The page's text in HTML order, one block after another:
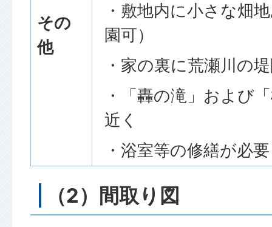
その
他
・敷地内に小さな畑
園可）
・家の裏に荒瀬川の
・「轟の滝」および
近く
・浴室等の修繕が必要
（2）間取り図